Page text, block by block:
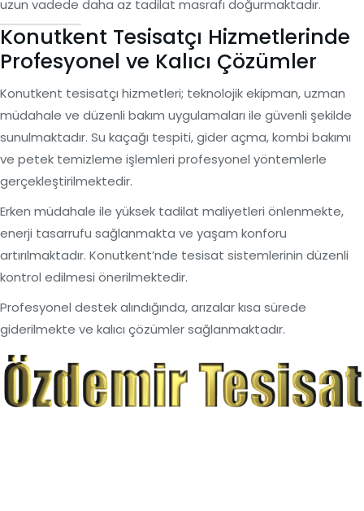
uzun vadede daha az tadilat masrafı doğurmaktadır.
Konutkent Tesisatçı Hizmetlerinde
Profesyonel ve Kalıcı Çözümler
Konutkent tesisatçı hizmetleri; teknolojik ekipman, uzman
müdahale ve düzenli bakım uygulamaları ile güvenli şekilde
sunulmaktadır. Su kaçağı tespiti, gider açma, kombi bakımı
ve petek temizleme işlemleri profesyonel yöntemlerle
gerçekleştirilmektedir.
Erken müdahale ile yüksek tadilat maliyetleri önlenmekte,
enerji tasarrufu sağlanmakta ve yaşam konforu
artırılmaktadır. Konutkent’nde tesisat sistemlerinin düzenli
kontrol edilmesi önerilmektedir.
Profesyonel destek alındığında, arızalar kısa sürede
giderilmekte ve kalıcı çözümler sağlanmaktadır.